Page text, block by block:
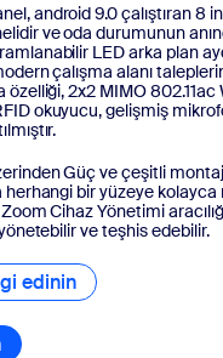
android 9.0 çalıştıran 8
ve oda durumunun
LED arka plan
çalışma alanı
özelliği, 2x2 MIMO
okuyucu, gelişmiş
Güç ve çeşitli
herhangi bir yüzeye
Zoom Cihaz Yönetimi
ve teşhis edebilir.
edinin Daha fazla bilgi
Bir bayi bulun